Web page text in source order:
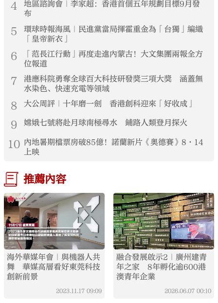
4
地區諮詢會｜李家超：香港首個五年規劃目標9月發
布
5
環球時報海風｜民進黨當局揮霍重金為「台獨」編織
「皇帝新衣」
6
「范長江行動」再度走進內蒙古！大文集團兩報全方
位報道
7
港應科院勇奪全球百大科技研發獎三項大獎 涵蓋無
水染色、快速充電等領域
8 大公周評｜十年磨一劍 香港創科迎來「好收成」
9 嫦娥七號將赴月球南極尋水 鋪路人類登月探火
10 內地暑期檔票房破85億！諾蘭新片《奧德賽》8·14
上映
推薦內容
海外華媒年會｜與機器人共
舞 華媒高層看好東莞科技
創新前景
2023.11.17 09:09
融合發展啟示2｜廣州建青
年之家 8年孵化逾600港
澳青年企業
2026.06.07 00:10